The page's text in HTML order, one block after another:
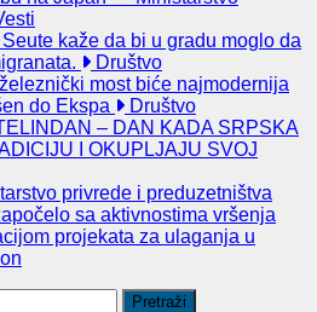
Seute kaže da bi u gradu moglo da
Društvo
most biće najmodernija
do Ekspa
Društvo
– DAN KADA SRPSKA
I OKUPLJAJU SVOJ
privrede i preduzetništva
sa aktivnostima vršenja
projekata za ulaganja u